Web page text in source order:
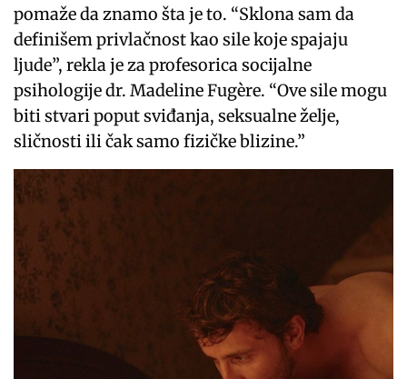
pomaže da znamo šta je to. “Sklona sam da
definišem privlačnost kao sile koje spajaju
ljude”, rekla je za profesorica socijalne
psihologije dr. Madeline Fugère. “Ove sile mogu
biti stvari poput sviđanja, seksualne želje,
sličnosti ili čak samo fizičke blizine.”